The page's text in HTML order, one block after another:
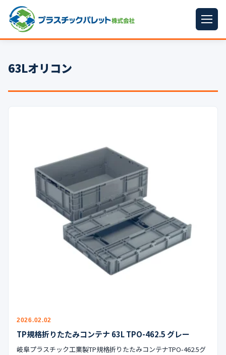
パレットサイズ
プラパレット ▼
再生原料
梱包資材
イラン情勢まとめ
63Lオリコン
2026.02.02
TP規格折りたたみコンテナ 63L TPO-462.5 グレー
岐阜プラスチック工業製TP規格折りたたみコンテナTPO-462.5グ